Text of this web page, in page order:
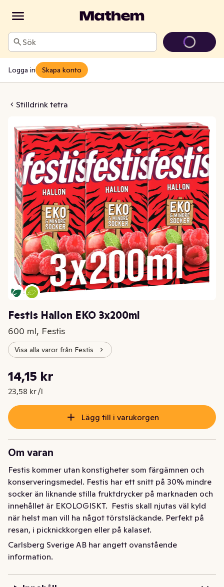
Sök
Logga in Skapa konto
Stilldrink tetra
EKO 3x200ml
Festis Hallon EKO 3x200ml
600 ml, Festis
Visa alla varor från Festis
Nuvarande pris är: 14,15 kr
14,15 kr
23,58 kr /l
Styckpris: 23,58 kr /l
Lägg till i varukorgen
Om varan
Festis kommer utan konstigheter som färgämnen och
konserveringsmedel. Festis har ett snitt på 30% mindre
socker än liknande stilla fruktdrycker på marknaden och
innehållet är EKOLOGISKT.  Festis skall njutas väl kyld
när helst man vill ha något törstsläckande. Perfekt på
resan, i picknickkorgen eller på kalaset.
Festis Hallon är en svensk ekologisk stilldrink utan
kolsyra med en god smak av hallon. Festis kommer utan
Carlsberg Sverige AB har angett ovanstående
information.